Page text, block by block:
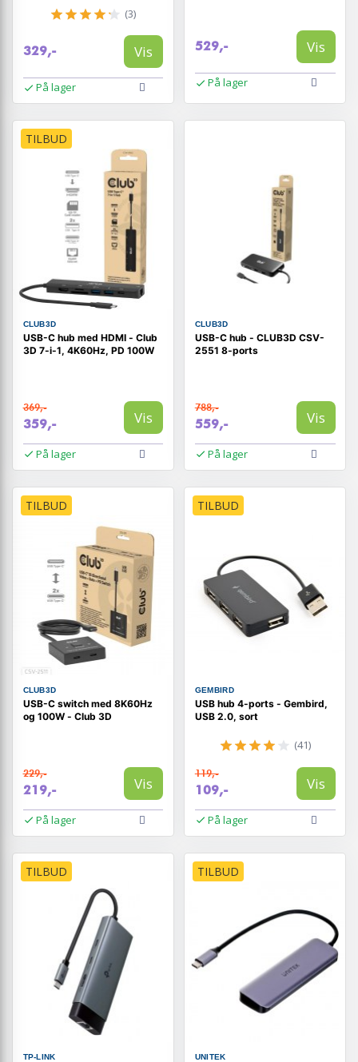
(3)
329,- Vis
På lager
529,- Vis
På lager
TILBUD
CLUB3D
USB-C hub med HDMI - Club
3D 7-i-1, 4K60Hz, PD 100W
369,-
359,- Vis
På lager
CLUB3D
USB-C hub - CLUB3D CSV-
2551 8-ports
788,-
559,- Vis
På lager
TILBUD
CLUB3D
USB-C switch med 8K60Hz
og 100W - Club 3D
229,-
219,- Vis
På lager
TILBUD
GEMBIRD
USB hub 4-ports - Gembird,
USB 2.0, sort
(41)
119,-
109,- Vis
På lager
TILBUD
TP-LINK
TILBUD
UNITEK